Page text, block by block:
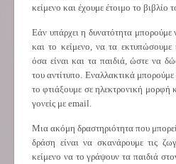
κείμενο και έχουμε έτοιμο το βιβλίο
Εάν υπάρχει η δυνατότητα μπορούμε
και το κείμενο, να τα
όσα είναι και τα παιδιά, ώστε να
του αντίτυπο. Εναλλακτικά
το φτιάξουμε σε ηλεκτρονική μορφή
γονείς με email.
Μια ακόμη δραστηριότητα που
δράση είναι να σκανάρουμε τις
κείμενο να το γράψουν τα παιδιά